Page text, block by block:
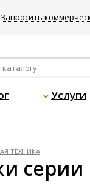
Запросить
Услуги
ТЕХНИКА
серии